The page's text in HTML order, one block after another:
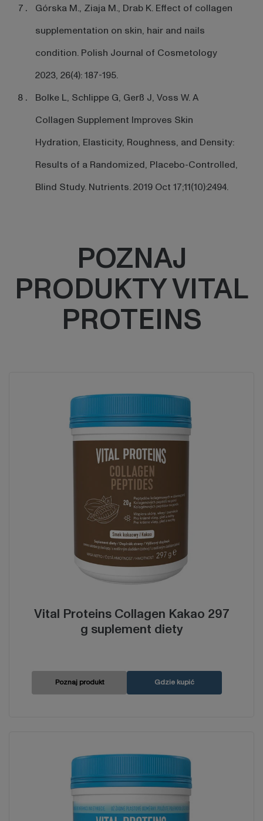
Górska M., Ziaja M., Drab K. Effect of collagen
supplementation on skin, hair and nails
condition. Polish Journal of Cosmetology
2023, 26(4): 187-195.
Bolke L, Schlippe G, Gerß J, Voss W. A
Collagen Supplement Improves Skin
Hydration, Elasticity, Roughness, and Density:
Results of a Randomized, Placebo-Controlled,
Blind Study. Nutrients. 2019 Oct 17;11(10):2494.
POZNAJ
PRODUKTY VITAL
PROTEINS
Vital Proteins Collagen Kakao 297
g suplement diety
Poznaj produkt Gdzie kupić